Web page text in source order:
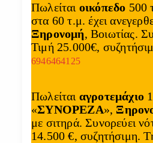
Πωλείται οικόπεδο 500
στα 60 τ.μ. έχει
Ξηρονομή, Βοιωτίας.
Τιμή 25.000€,
6946464125
Πωλείται αγροτεμάχιο
«ΣΥΝΟΡΕΖΑ»,
με σιτηρά. Συνορεύει
14.500 €, συζητήσιμη.